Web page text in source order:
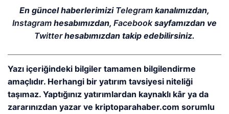
En güncel haberlerimizi Telegram kanalımızdan,
Instagramhesabımızdan, Facebooksayfamızdan ve
Twitterhesabımızdan takip edebilirsiniz.
Yazı içeriğindeki bilgiler tamamen bilgilendirme
amaçlıdır. Herhangi bir yatırım tavsiyesi niteliği
taşımaz. Yaptığınız yatırımlardan kaynaklı kâr ya da
zararınızdan yazar ve kriptoparahaber.com sorumlu